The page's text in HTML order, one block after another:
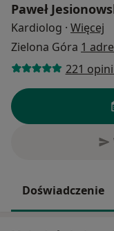
Paweł
Kardiolog · Więcej
Zielona Góra 1
221
Doświadczenie